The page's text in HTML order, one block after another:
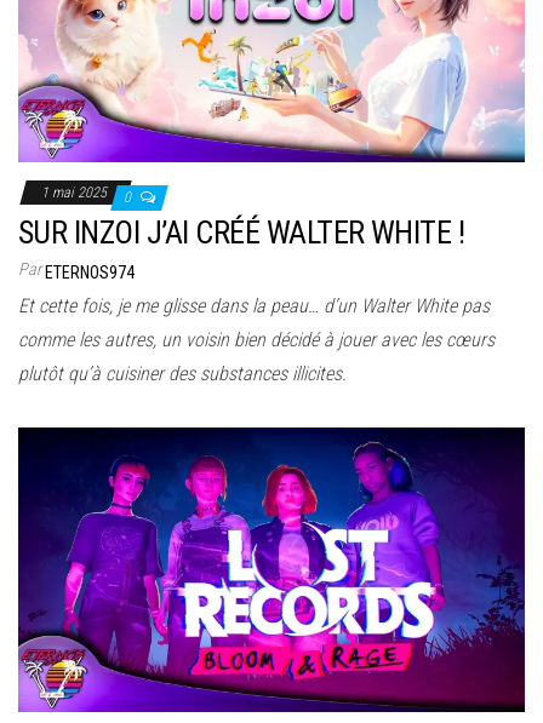
1 mai 2025 0
SUR INZOI J’AI CRÉÉ WALTER WHITE !
ParETERNOS974
Et cette fois, je me glisse dans la peau… d’un Walter White pas
comme les autres, un voisin bien décidé à jouer avec les cœurs
plutôt qu’à cuisiner des substances illicites.